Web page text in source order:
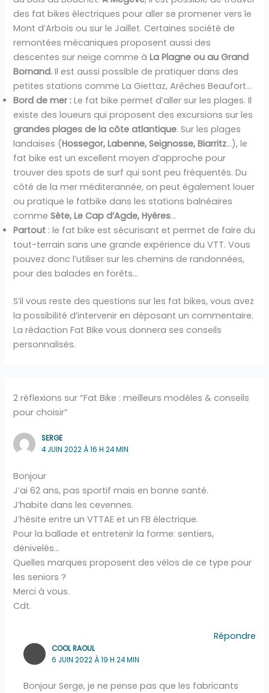
des fat bikes électriques pour aller se promener vers le
Mont d’Arbois ou sur le Jaillet. Certaines société de
remontées mécaniques proposent aussi des
descentes sur neige comme àLa Plagne ou au Grand
Bornand. Il est aussi possible de pratiquer dans des
petites stations comme La Giettaz, Arêches Beaufort…
Bord de mer : Le fat bike permet d’aller sur les plages. Il
existe des loueurs qui proposent des excursions sur les
grandes plages de la côte atlantique. Sur les plages
landaises (Hossegor, Labenne, Seignosse, Biarritz…), le
fat bike est un excellent moyen d’approche pour
trouver des spots de surf qui sont peu fréquentés. Du
côté de la mer méditerannée, on peut également louer
ou pratique le fatbike dans les stations balnéaires
commeSète, Le Cap d’Agde, Hyères…
Partout : le fat bike est sécurisant et permet de faire du
tout-terrain sans une grande expérience du VTT. Vous
pouvez donc l’utiliser sur les chemins de randonnées,
pour des balades en forêts…
S’il vous reste des questions sur les fat bikes, vous avez
la possibilité d’intervenir en déposant un commentaire.
La rédaction Fat Bike vous donnera ses conseils
personnalisés.
2 réflexions sur “Fat Bike : meilleurs modèles & conseils
pour choisir”
SERGE
4 JUIN 2022 À 16 H 24 MIN
Bonjour
J’ai 62 ans, pas sportif mais en bonne santé.
J’habite dans les cevennes.
J’hésite entre un VTTAE et un FB électrique.
Pour la ballade et entretenir la forme: sentiers,
dénivelés…
Quelles marques proposent des vélos de ce type pour
les seniors ?
Merci à vous.
Cdt.
Répondre
COOL RAOUL
6 JUIN 2022 À 19 H 24 MIN
Bonjour Serge, je ne pense pas que les fabricants